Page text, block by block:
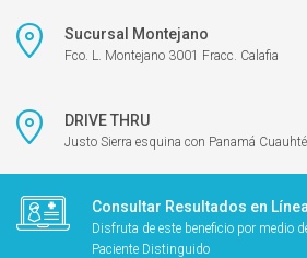
Sucursal Montejano
Fco. L. Montejano 3001 Fracc. Calafia
DRIVE THRU
Justo Sierra esquina con Panamá
Consultar Resultados en Línea
Disfruta de este beneficio por medio
Paciente Distinguido